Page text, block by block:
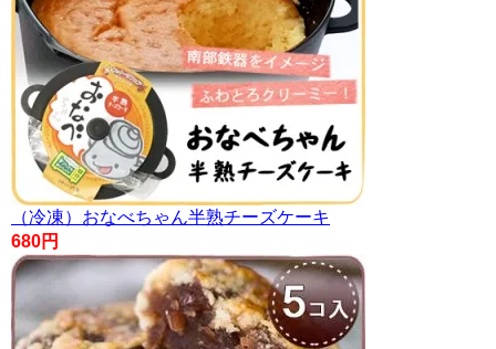
（冷凍）おなべちゃん半熟チーズケーキ
680円